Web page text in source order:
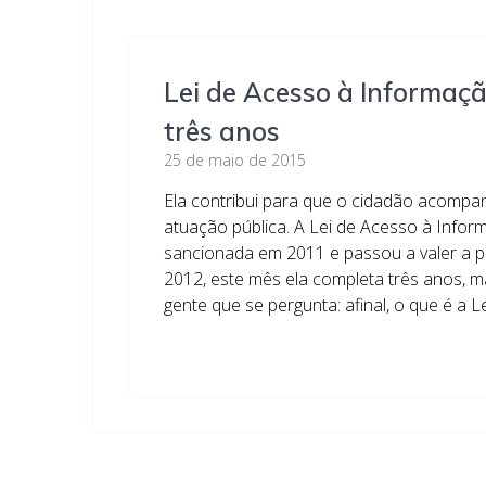
Lei de Acesso à
três anos
25 de maio de 2015
Ela contribui para que o cidadão
atuação pública. A Lei de Acesso à
sancionada em 2011 e passou a valer a
2012, este mês ela completa três anos,
gente que se pergunta: afinal, o que é a